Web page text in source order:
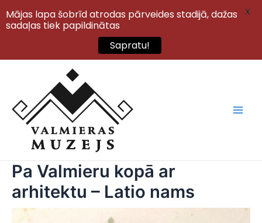
Pa Valmieru kopā ar
arhitektu – Latio nams
Mājas lapa šobrīd atrodas pārveides stadijā, dažas
sadaļas tiek papildinātas
Sapratu!
X